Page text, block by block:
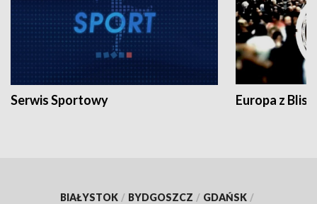
Serwis Sportowy Europa z
BIAŁYSTOK / BYDGOSZCZ / GDAŃSK /